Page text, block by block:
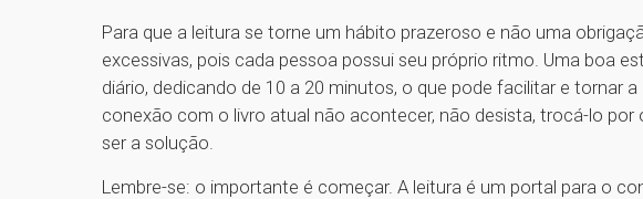
Para que a leitura se torne um hábito prazeroso e não uma
excessivas, pois cada pessoa possui seu próprio ritmo. Uma boa
diário, dedicando de 10 a 20 minutos, o que pode facilitar e tornar
conexão com o livro atual não acontecer, não desista, trocá-lo
ser a solução.
Lembre-se: o importante é começar. A leitura é um portal para o